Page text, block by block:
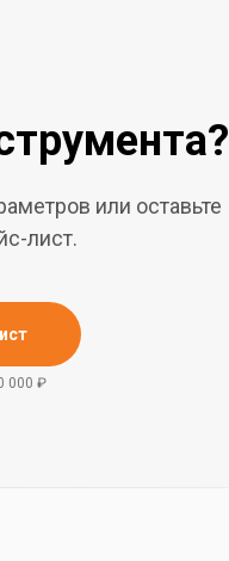
или оставьте
лист.
000 ₽